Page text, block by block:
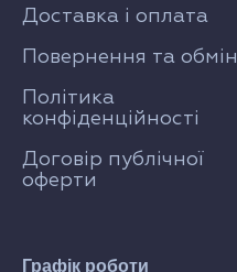
Графік роботи
Доставка і оплата
Повернення та обмін
Політика
конфіденційності
Договір публічної
оферти